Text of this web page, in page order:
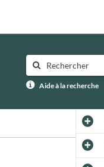
Aide à la recherche